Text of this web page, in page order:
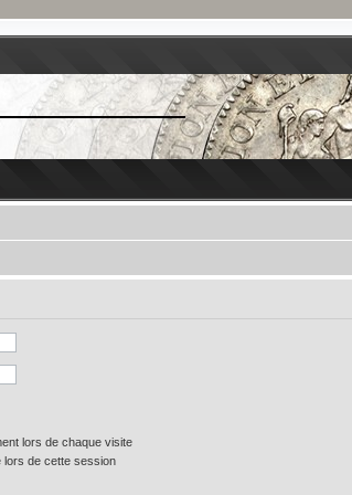
lors de chaque visite
lors de cette session